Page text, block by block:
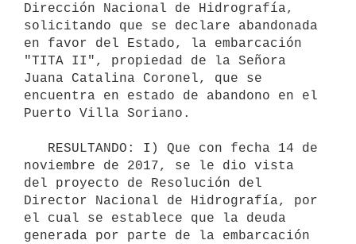
Dirección Nacional de Hidrografía,
solicitando que se declare abandonada
en favor del Estado, la embarcación
"TITA II", propiedad de la Señora
Juana Catalina Coronel, que se
encuentra en estado de abandono en el
Puerto Villa Soriano.
noviembre de 2017, se le dio vista
del proyecto de Resolución del
Director Nacional de Hidrografía, por
el cual se establece que la deuda
generada por parte de la embarcación